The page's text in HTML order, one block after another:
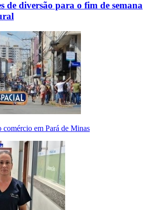
de diversão para o fim de semana
comércio em Pará de Minas